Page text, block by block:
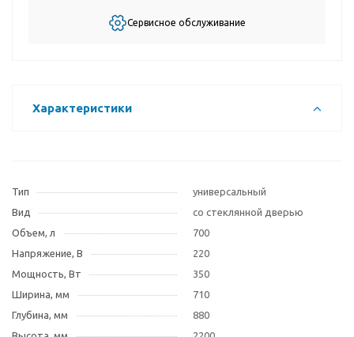
Сервисное обслуживание
Характеристики
Тип
универсальный
Вид
со стеклянной дверью
Объем, л
700
Напряжение, В
220
Мощность, Вт
350
Ширина, мм
710
Глубина, мм
880